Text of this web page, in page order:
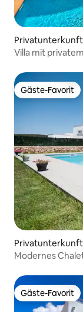
Privatunterkunft
Villa mit
Gäste-Favorit
Gäste-Favorit
Privatunterkunft
Modernes
Gäste-Favorit
Gäste-Favorit